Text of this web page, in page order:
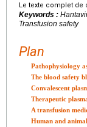
Le texte complet de
Keywords :
Transfusion safety
Plan
Pathophysiology
The blood safety
Convalescent
Therapeutic
A transfusion
Human and